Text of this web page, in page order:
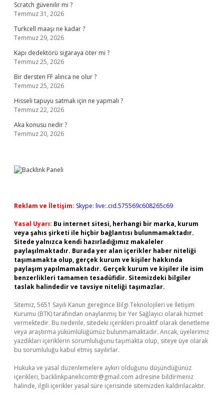
Scratch güvenilir mi ?
Temmuz 31, 2026
Turkcell maaşı ne kadar ?
Temmuz 29, 2026
Kapı dedektörü sigaraya öter mi ?
Temmuz 25, 2026
Bir dersten FF alınca ne olur ?
Temmuz 25, 2026
Hisseli tapuyu satmak için ne yapmalı ?
Temmuz 22, 2026
Aka konusu nedir ?
Temmuz 20, 2026
Reklam ve İletişim: Skype: live:.cid.575569c608265c69
Yasal Uyarı: Bu internet sitesi, herhangi bir marka, kurum
veya şahıs şirketi ile hiçbir bağlantısı bulunmamaktadır.
Sitede yalnızca kendi hazırladığımız makaleler
paylaşılmaktadır. Burada yer alan içerikler haber niteliği
taşımamakta olup, gerçek kurum ve kişiler hakkında
paylaşım yapılmamaktadır. Gerçek kurum ve kişiler ile isim
benzerlikleri tamamen tesadüfidir. Sitemizdeki bilgiler
taslak halindedir ve tavsiye niteliği taşımazlar.
Sitemiz, 5651 Sayılı Kanun gereğince Bilgi Teknolojileri ve İletişim
Kurumu (BTK) tarafından onaylanmış bir Yer Sağlayıcı olarak hizmet
vermektedir. Bu nedenle, sitedeki içerikleri proaktif olarak denetleme
veya araştırma yükümlülüğümüz bulunmamaktadır. Ancak, üyelerimiz
yazdıkları içeriklerin sorumluluğunu taşımakta olup, siteye üye olarak
bu sorumluluğu kabul etmiş sayılırlar.
Hukuka ve yasal düzenlemelere aykırı olduğunu düşündüğünüz
içerikleri, backlinkpanelicomtr@gmail.com adresine bildirmeniz
halinde, ilgili içerikler yasal süre içerisinde sitemizden kaldırılacaktır.